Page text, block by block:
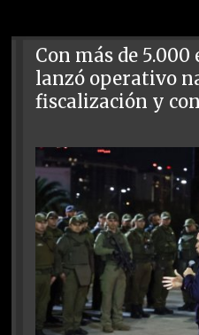
Con más de
lanzó operativo
fiscalización y